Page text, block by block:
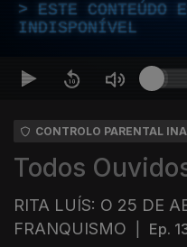
ESTE CONTEÚDO
INDISPONÍVEL
CONTROLO PARENTAL
Todos
RITA LUÍS: O 25 DE
FRANQUISMO
Ep.